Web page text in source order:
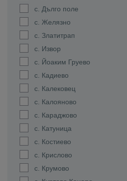
с. Дълго поле
с. Желязно
с. Златитрап
с. Извор
с. Йоаким Груево
с. Кадиево
с. Калековец
с. Калояново
с. Караджово
с. Катуница
с. Костиево
с. Крислово
с. Крумово